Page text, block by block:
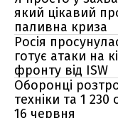
який цікавий
паливна криза
Росія
готує атаки на
фронту від ISW
Оборонці
техніки та 1
16 червня